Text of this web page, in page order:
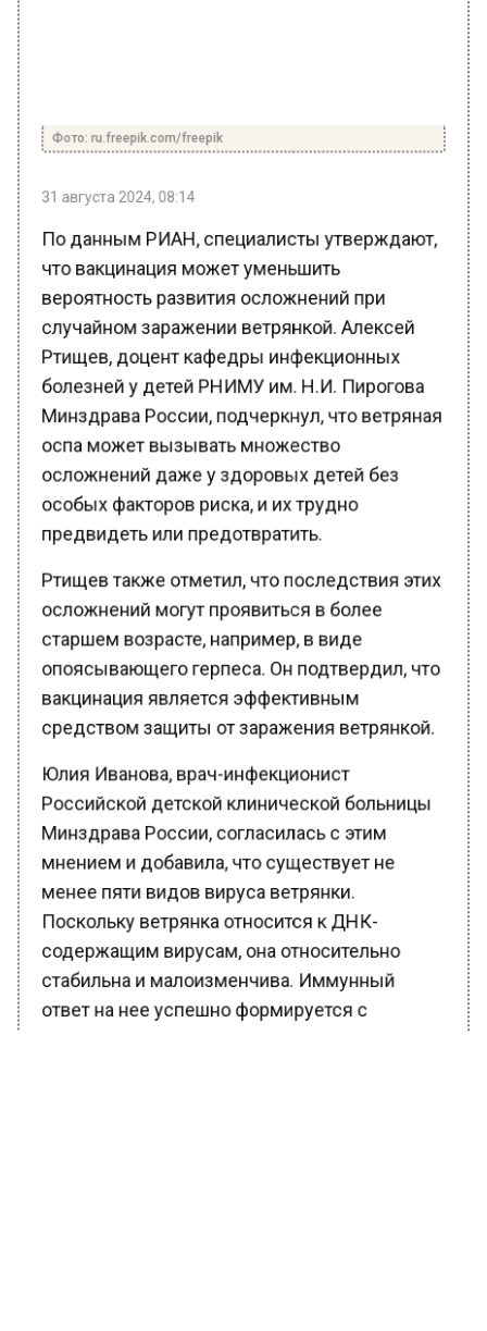
что вакцинация может уменьшить
вероятность развития осложнений при
случайном заражении ветрянкой. Алексей
Ртищев, доцент кафедры инфекционных
болезней у детей РНИМУ им. Н.И. Пирогова
Минздрава России, подчеркнул, что ветряная
оспа может вызывать множество
осложнений даже у здоровых детей без
особых факторов риска, и их трудно
предвидеть или предотвратить.
Ртищев также отметил, что последствия этих
осложнений могут проявиться в более
старшем возрасте, например, в виде
опоясывающего герпеса. Он подтвердил, что
вакцинация является эффективным
средством защиты от заражения ветрянкой.
Юлия Иванова, врач-инфекционист
Российской детской клинической больницы
Минздрава России, согласилась с этим
мнением и добавила, что существует не
менее пяти видов вируса ветрянки.
Поскольку ветрянка относится к ДНК-
содержащим вирусам, она относительно
стабильна и малоизменчива. Иммунный
ответ на нее успешно формируется с